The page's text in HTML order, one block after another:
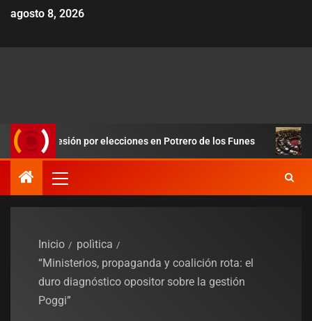
agosto 8, 2026
por elecciones en Potrero de los Funes Duro
Inicio
polìtica
“Ministerios, propaganda y coalición rota: el
duro diagnóstico opositor sobre la gestión
Poggi”